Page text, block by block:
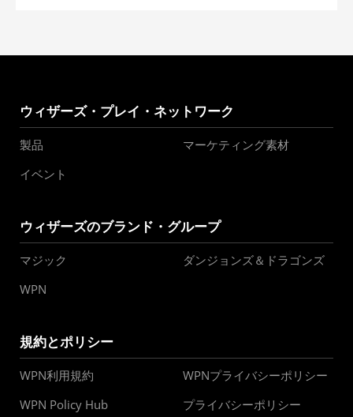
ウィザーズ・プレイ・ネットワーク
製品
マーケティング素材
イベント
ウィザーズのブランド・グループ
マジック
ダンジョンズ＆ドラゴンズ
WPN
規約とポリシー
WPN利用規約
WPNプライバシーポリシー
WPN Policy Hub
プライバシーポリシー